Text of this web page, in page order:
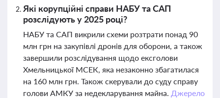
Які корупційні справи НАБУ та САП
розслідують у 2025 році?
НАБУ та САП викрили схеми розтрати понад 90
млн грн на закупівлі дронів для оборони, а також
завершили розслідування щодо ексголови
Хмельницької МСЕК, яка незаконно збагатилася
на 160 млн грн. Також скерували до суду справу
голови АМКУ за недекларування майна. Джерело